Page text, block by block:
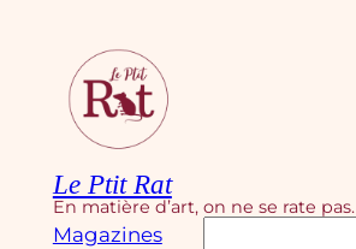
contenu
Le Ptit Rat
En matière d’art, on ne se rate pas.
Magazines
Rechercher